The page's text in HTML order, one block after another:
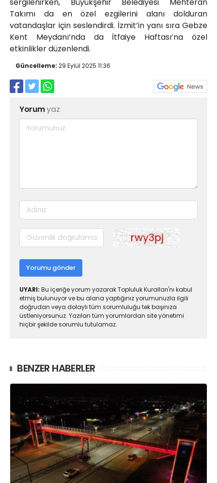
sergilenirken, Büyükşehir Belediyesi Mehteran
Takımı da en özel ezgilerini alanı dolduran
vatandaşlar için seslendirdi. İzmit’in yanı sıra Gebze
Kent Meydanı’nda da İtfaiye Haftası’na özel
etkinlikler düzenlendi.
Güncelleme: 29 Eylül 2025 11:36
Yorumyaz
Yorumu gönder
UYARI: Bu içeriğe yorum yazarak Topluluk Kuralları'nı kabul
etmiş bulunuyor ve bu alana yaptığınız yorumunuzla ilgili
doğrudan veya dolaylı tüm sorumluluğu tek başınıza
üstleniyorsunuz. Yazılan tüm yorumlardan site yönetimi
hiçbir şekilde sorumlu tutulamaz.
BENZER HABERLER